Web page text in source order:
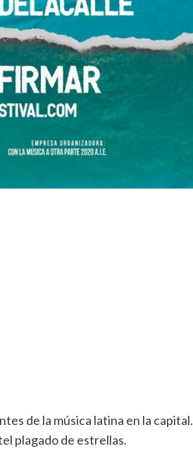
de la música latina en la capital.
plagado de estrellas.